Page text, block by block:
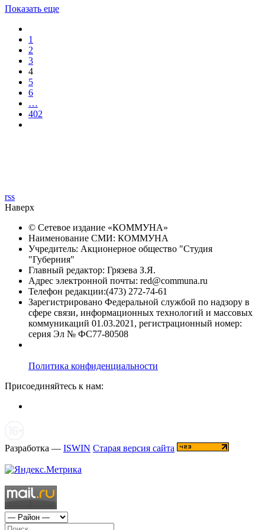
Показать еще
1
2
3
4
5
6
…
402
rss
Наверх
© Сетевое издание «КОММУНА»
Наименование СМИ: КОММУНА
Учредитель: Акционерное общество "Студия
"Губерния"
Главный редактор: Грязева З.Я.
Адрес электронной почты: red@communa.ru
Телефон редакции:(473) 272-74-61
Зарегистрировано Федеральной службой по надзору в
сфере связи, информационных технологий и массовых
коммуникаций 01.03.2021, регистрационный номер:
серия Эл № ФС77-80508
Политика конфиденциальности
Присоединяйтесь к нам:
Разработка — ISWIN Старая версия сайта